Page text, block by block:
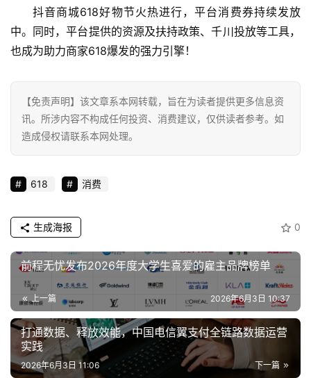
抖音商城618好物节火热进行，平台消费券持续发放
中。同时，平台提供的资源及扶持政策、千川投放等工具，
也成为助力商家618爆发的强力引擎！
【免责声明】该文章系本网转载，旨在为读者提供更多信息资
讯。所涉内容不构成任何投资、消费建议，仅供读者参考。如
造成侵权请联系本网处理。
618 消费
0
生成海报
前程无忧发布2026年度大学生喜爱的雇主品牌榜单
上一篇 2026年6月3日 10:37
打通数据、释放效能，中国电信翼支付全链路数据运营
实践
下一篇
2026年6月3日 11:06